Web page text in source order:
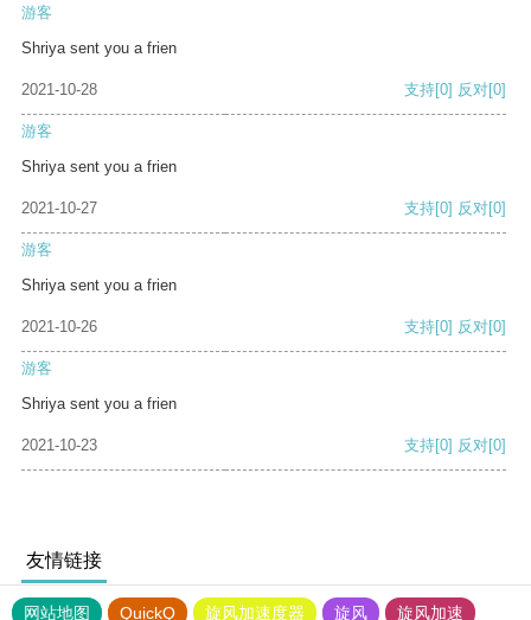
游客
Shriya sent you a frien
2021-10-28 支持[0] 反对[0]
游客
Shriya sent you a frien
2021-10-27 支持[0] 反对[0]
游客
Shriya sent you a frien
2021-10-26 支持[0] 反对[0]
游客
Shriya sent you a frien
2021-10-23 支持[0] 反对[0]
友情链接
网站地图 QuickQ 旋风加速度器 旋风 旋风加速